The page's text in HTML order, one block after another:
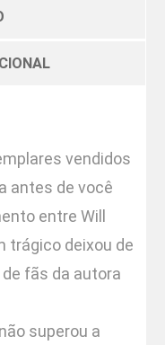
vendidos
antes de você
entre Will
trágico deixou de
fãs da autora
superou a